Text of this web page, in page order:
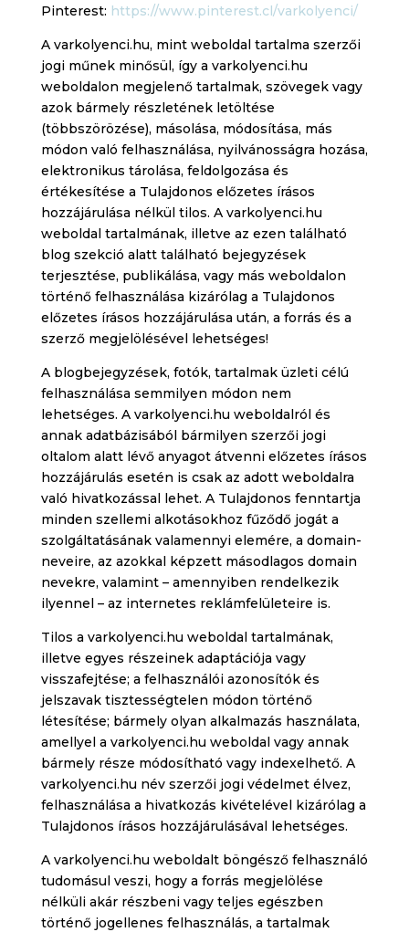
Pinterest: https://www.pinterest.cl/varkolyenci/
A varkolyenci.hu, mint weboldal tartalma szerzői
jogi műnek minősül, így a varkolyenci.hu
weboldalon megjelenő tartalmak, szövegek vagy
azok bármely részletének letöltése
(többszörözése), másolása, módosítása, más
módon való felhasználása, nyilvánosságra hozása,
elektronikus tárolása, feldolgozása és
értékesítése a Tulajdonos előzetes írásos
hozzájárulása nélkül tilos. A varkolyenci.hu
weboldal tartalmának, illetve az ezen található
blog szekció alatt található bejegyzések
terjesztése, publikálása, vagy más weboldalon
történő felhasználása kizárólag a Tulajdonos
előzetes írásos hozzájárulása után, a forrás és a
szerző megjelölésével lehetséges!
A blogbejegyzések, fotók, tartalmak üzleti célú
felhasználása semmilyen módon nem
lehetséges. A varkolyenci.hu weboldalról és
annak adatbázisából bármilyen szerzői jogi
oltalom alatt lévő anyagot átvenni előzetes írásos
hozzájárulás esetén is csak az adott weboldalra
való hivatkozással lehet. A Tulajdonos fenntartja
minden szellemi alkotásokhoz fűződő jogát a
szolgáltatásának valamennyi elemére, a domain-
neveire, az azokkal képzett másodlagos domain
nevekre, valamint – amennyiben rendelkezik
ilyennel – az internetes reklámfelületeire is.
Tilos a varkolyenci.hu weboldal tartalmának,
illetve egyes részeinek adaptációja vagy
visszafejtése; a felhasználói azonosítók és
jelszavak tisztességtelen módon történő
létesítése; bármely olyan alkalmazás használata,
amellyel a varkolyenci.hu weboldal vagy annak
bármely része módosítható vagy indexelhető. A
varkolyenci.hu név szerzői jogi védelmet élvez,
felhasználása a hivatkozás kivételével kizárólag a
Tulajdonos írásos hozzájárulásával lehetséges.
A varkolyenci.hu weboldalt böngésző felhasználó
tudomásul veszi, hogy a forrás megjelölése
nélküli akár részbeni vagy teljes egészben
történő jogellenes felhasználás, a tartalmak